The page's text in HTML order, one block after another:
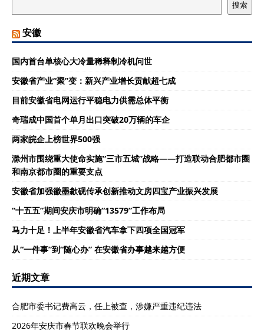
搜索
安徽
国内首台单核心大冷量稀释制冷机问世
安徽省产业“聚”变：新兴产业增长贡献超七成
目前安徽省电网运行平稳电力供需总体平衡
奇瑞成中国首个单月出口突破20万辆的车企
两家皖企上榜世界500强
滁州市围绕重大使命实施“三市五城”战略——打造联动合肥都市圈
和南京都市圈的重要支点
安徽省加强徽墨歙砚传承创新推动文房四宝产业振兴发展
“十五五”期间安庆市明确“13579”工作布局
马力十足！上半年安徽省汽车拿下四项全国冠军
从“一件事”到“随心办” 在安徽省办事越来越方便
近期文章
合肥市委书记费高云，任上被查，涉嫌严重违纪违法
2026年安庆市春节联欢晚会举行